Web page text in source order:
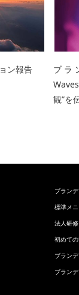
ン報告
ブラ
観”を
ブラン
標準メ
法人研修
初めて
ブラン
ブラン